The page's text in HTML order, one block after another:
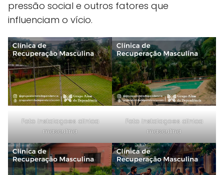
pressão social e outros fatores que
influenciam o vício.
Foto instalaçoes clinica
masculina
Foto instalaçoes clinica
masculina